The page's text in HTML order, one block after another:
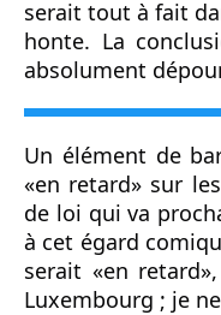
serait tout à fait
honte. La
absolument
Un élément de
«en retard» sur
de loi qui va
à cet égard
serait «en
Luxembourg ; je